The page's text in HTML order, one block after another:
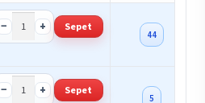
− + Sepet
44
− + Sepet
5